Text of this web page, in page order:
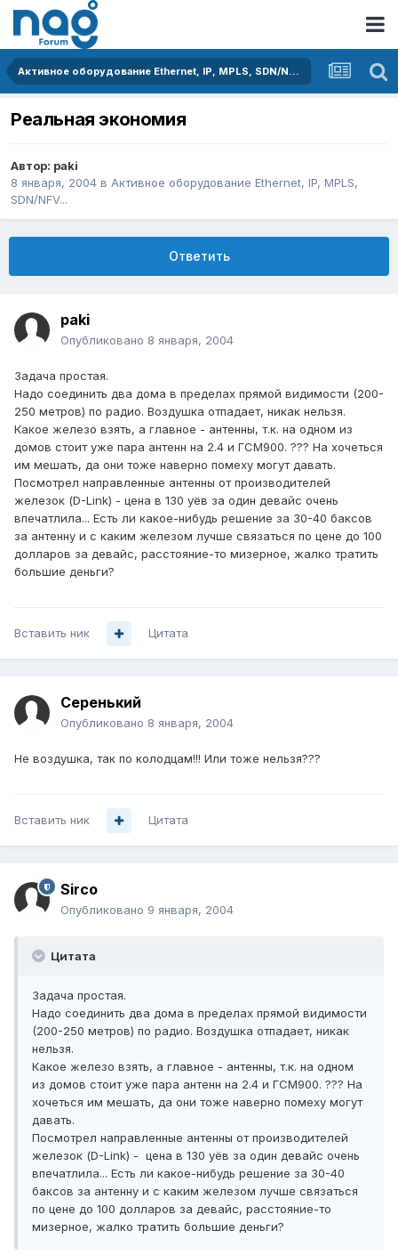
Активное оборудование Ethernet, IP, MPLS, SDN/NFV...
Реальная экономия
Автор: paki
8 января, 2004 в Активное оборудование Ethernet, IP, MPLS,
SDN/NFV...
Ответить
paki
Опубликовано 8 января, 2004
Задача простая.
Надо соединить два дома в пределах прямой видимости (200-
250 метров) по радио. Воздушка отпадает, никак нельзя.
Какое железо взять, а главное - антенны, т.к. на одном из
домов стоит уже пара антенн на 2.4 и ГСМ900. ??? На хочеться
им мешать, да они тоже наверно помеху могут давать.
Посмотрел направленные антенны от производителей
железок (D-Link) - цена в 130 уёв за один девайс очень
впечатлила... Есть ли какое-нибудь решение за 30-40 баксов
за антенну и с каким железом лучше связаться по цене до 100
долларов за девайс, расстояние-то мизерное, жалко тратить
большие деньги?
Вставить ник Цитата
Серенький
Опубликовано 8 января, 2004
Не воздушка, так по колодцам!!! Или тоже нельзя???
Вставить ник Цитата
Sirco
Опубликовано 9 января, 2004
Цитата
Задача простая.
Надо соединить два дома в пределах прямой видимости
(200-250 метров) по радио. Воздушка отпадает, никак
нельзя.
Какое железо взять, а главное - антенны, т.к. на одном
из домов стоит уже пара антенн на 2.4 и ГСМ900. ??? На
хочеться им мешать, да они тоже наверно помеху могут
давать.
Посмотрел направленные антенны от производителей
железок (D-Link) - цена в 130 уёв за один девайс очень
впечатлила... Есть ли какое-нибудь решение за 30-40
баксов за антенну и с каким железом лучше связаться
по цене до 100 долларов за девайс, расстояние-то
мизерное, жалко тратить большие деньги?